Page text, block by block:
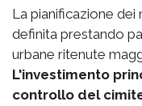
La pianificazione
definita prestando
urbane ritenute
L'investimento
controllo del